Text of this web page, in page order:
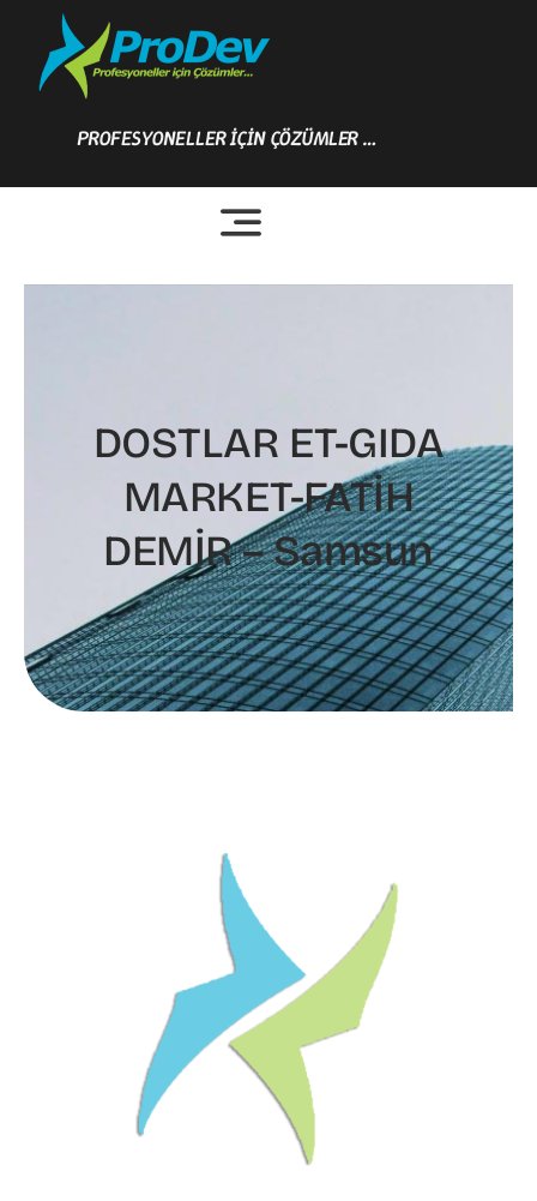
content
PROFESYONELLER İÇİN ÇÖZÜMLER …
DOSTLAR ET-GIDA
MARKET-FATİH
DEMİR – Samsun